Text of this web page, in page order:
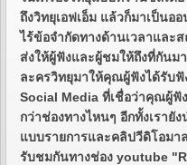
ถึงวิทยุเอฟเอ็ม แล้วก็มาเป็น
ไร้ข้อจำกัดทางด้านเวลาและส
ส่งให้ผู้ฟังและผู้ชมให้ถึงที่กันม
ละครวิทยุมาให้คุณผู้ฟังได้รับฟั
Social Media ที่เชื่อว่าคุณผู้ฟั
กว่าช่องทางไหนๆ อีกทั้งเรายั
แบบรายการและคลิปวีดิโอม
รับชมกันทางช่อง youtube